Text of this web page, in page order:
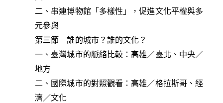
二、串連博物館「多樣性」，促進文化平權與多
元參與
第三節 誰的城市？誰的文化？
一、臺灣城市的脈絡比較：高雄／臺北、中央／
地方
二、國際城市的對照觀看：高雄／格拉斯哥、經
濟／文化